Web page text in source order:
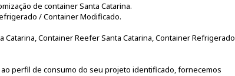
de container Santa Catarina.
/ Container Modificado.
Catarina, Container Reefer Santa Catarina, Container Refrigerado
perfil de consumo do seu projeto identificado, fornecemos